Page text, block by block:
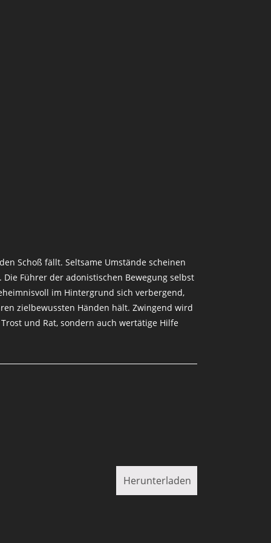
Schoß fällt. Seltsame Umstände scheinen
Führer der adonistischen Bewegung selbst
im Hintergrund sich verbergend,
zielbewussten Händen hält. Zwingend wird
und Rat, sondern auch wertätige Hilfe
Herunterladen